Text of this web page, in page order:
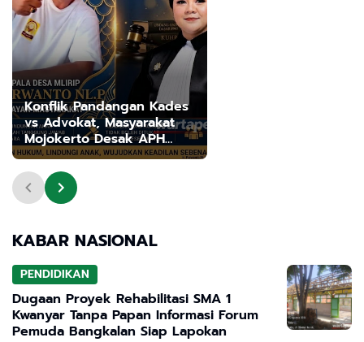
Konflik Pandangan Kades
vs Advokat, Masyarakat
Mojokerto Desak APH
Tegakkan Keadilan dalam
Kasus Pencabulan Anak
KABAR NASIONAL
PENDIDIKAN
Dugaan Proyek Rehabilitasi SMA 1
Kwanyar Tanpa Papan Informasi Forum
Pemuda Bangkalan Siap Lapokan